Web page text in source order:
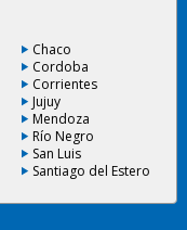
Chaco
Cordoba
Corrientes
Jujuy
Mendoza
Río Negro
San Luis
Santiago del Estero